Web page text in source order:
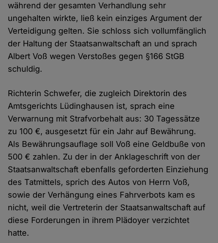
während der gesamten Verhandlung sehr
ungehalten wirkte, ließ kein einziges Argument der
Verteidigung gelten. Sie schloss sich vollumfänglich
der Haltung der Staatsanwaltschaft an und sprach
Albert Voß wegen Verstoßes gegen §166 StGB
schuldig.
Richterin Schwefer, die zugleich Direktorin des
Amtsgerichts Lüdinghausen ist, sprach eine
Verwarnung mit Strafvorbehalt aus: 30 Tagessätze
zu 100 €, ausgesetzt für ein Jahr auf Bewährung.
Als Bewährungsauflage soll Voß eine Geldbuße von
500 € zahlen. Zu der in der Anklageschrift von der
Staatsanwaltschaft ebenfalls geforderten Einziehung
des Tatmittels, sprich des Autos von Herrn Voß,
sowie der Verhängung eines Fahrverbots kam es
nicht, weil die Vertreterin der Staatsanwaltschaft auf
diese Forderungen in ihrem Plädoyer verzichtet
hatte.